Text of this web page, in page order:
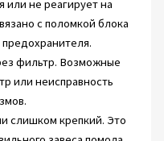
или не реагирует на
с поломкой блока
фильтр. Возможные
или неисправность
слишком крепкий. Это